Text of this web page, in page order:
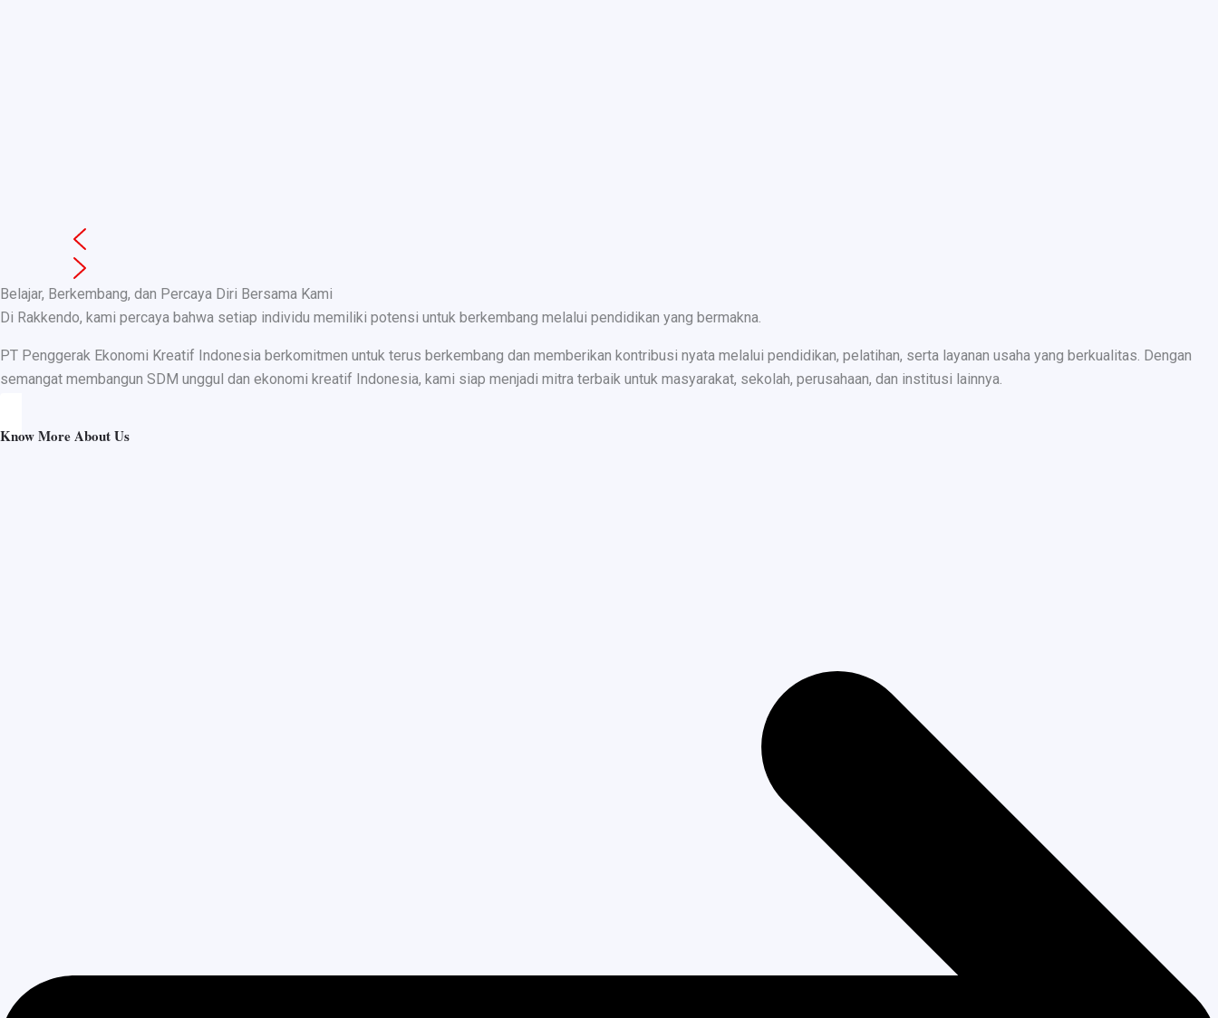
Belajar, Berkembang, dan Percaya Diri Bersama Kami
Di Rakkendo, kami percaya bahwa setiap individu memiliki potensi untuk berkembang melalui pendidikan yang bermakna.
PT Penggerak Ekonomi Kreatif Indonesia berkomitmen untuk terus berkembang dan memberikan kontribusi nyata melalui pendidikan, pelatihan, serta layanan usaha yang berkualitas. Dengan
semangat membangun SDM unggul dan ekonomi kreatif Indonesia, kami siap menjadi mitra terbaik untuk masyarakat, sekolah, perusahaan, dan institusi lainnya.
Know More About Us